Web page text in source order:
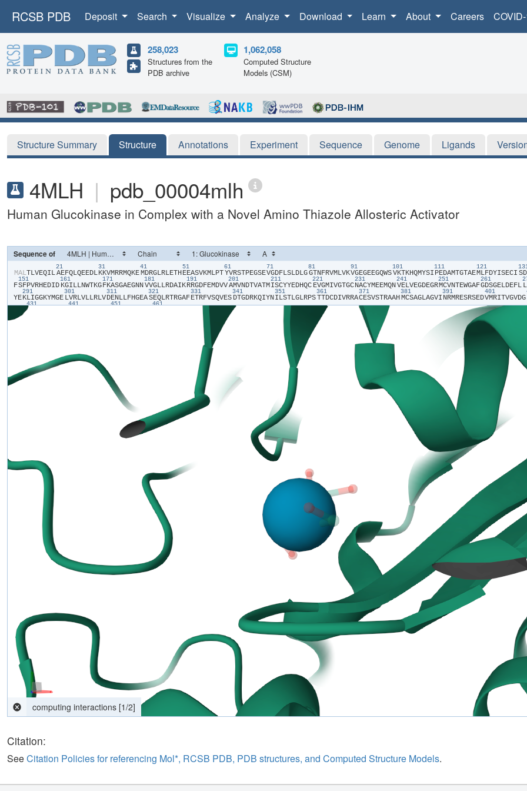
RCSB PDB Deposit Search Visualize Analyze Download Learn About Careers
258,023
Structures from the
PDB archive
1,062,058
Computed Structure
Models (CSM)
Structure Summary Structure Annotations Experiment Sequence Genome Ligands
4MLH | pdb_00004mlh
Human Glucokinase in Complex with a Novel Amino Thiazole Allosteric Activator
Parsing response... [0/0]
Sequence of
​M​​A​​L​​T​​L​​V​​E​​Q​​I​​L​
21
​A​​E​​F​​Q​​L​​Q​​E​​E​​D​​L​
31
​K​​K​​V​​M​​R​​R​​M​​Q​​K​​E​
41
​M​​D​​R​​G​​L​​R​​L​​E​​T​​H​
51
​E​​E​​A​​S​​V​​K​​M​​L​​P​​T​
61
​Y​​V​​R​​S​​T​​P​​E​​G​​S​​E​
71
​V​​G​​D​​F​​L​​S​​L​​D​​L​​G​
81
​G​​T​​N​​F​​R​​V​​M​​L​​V​​K​
91
​V​​G​​E​​G​​E​​E​​G​​Q​​W​​S​
101
​V​​K​​T​​K​​H​​Q​​M​​Y​​S​​I​
111
​P​​E​​D​​A​​M​​T​​G​​T​​A​​E​
121
​M​​L​​F​​D​​Y​​I​​S​​E​​C​​I​ ​S​​D​
F​
151
​S​​F​​P​​V​​R​​H​​E​​D​​I​​D​
161
​K​​G​​I​​L​​L​​N​​W​​T​​K​​G​
171
​F​​K​​A​​S​​G​​A​​E​​G​​N​​N​
181
​V​​V​​G​​L​​L​​R​​D​​A​​I​​K​
191
​R​​R​​G​​D​​F​​E​​M​​D​​V​​V​
201
​A​​M​​V​​N​​D​​T​​V​​A​​T​​M​
211
​I​​S​​C​​Y​​Y​​E​​D​​H​​Q​​C​
221
​E​​V​​G​​M​​I​​V​​G​​T​​G​​C​
231
​N​​A​​C​​Y​​M​​E​​E​​M​​Q​​N​
241
​V​​E​​L​​V​​E​​G​​D​​E​​G​​R​
251
​M​​C​​V​​N​​T​​E​​W​​G​​A​​F​
261
​G​​D​​S​​G​​E​​L​​D​​E​​F​​L​ ​L​
Y​​E​
291
​K​​L​​I​​G​​G​​K​​Y​​M​​G​​E​
301
​L​​V​​R​​L​​V​​L​​L​​R​​L​​V​
311
​D​​E​​N​​L​​L​​F​​H​​G​​E​​A​
321
​S​​E​​Q​​L​​R​​T​​R​​G​​A​​F​
331
​E​​T​​R​​F​​V​​S​​Q​​V​​E​​S​
341
​D​​T​​G​​D​​R​​K​​Q​​I​​Y​​N​
351
​I​​L​​S​​T​​L​​G​​L​​R​​P​​S​
361
​T​​T​​D​​C​​D​​I​​V​​R​​R​​A​
371
​C​​E​​S​​V​​S​​T​​R​​A​​A​​H​
381
​M​​C​​S​​A​​G​​L​​A​​G​​V​​I​
391
​N​​R​​M​​R​​E​​S​​R​​S​​E​​D​
401
​V​​M​​R​​I​​T​​V​​G​​V​​D​​G​
​L​
431
​T​
441 451 461
Citation:
SeeCitation Policies for referencing Mol*, RCSB PDB, PDB structures, and Computed Structure Models.